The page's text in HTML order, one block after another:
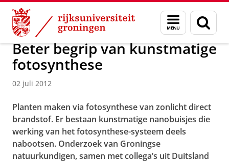
Skip
Content
Skip
Navigation
Menu
en
zoeken
Over ons Actueel Nieuws Nieuwsberichten
Beter begrip van kunstmatige
fotosynthese
02 juli 2012
Planten maken via fotosynthese van zonlicht direct
brandstof. Er bestaan kunstmatige nanobuisjes die
werking van het fotosynthese-systeem deels
nabootsen. Onderzoek van Groningse
natuurkundigen, samen met collega’s uit Duitsland